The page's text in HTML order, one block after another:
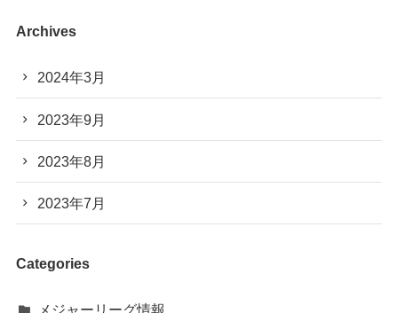
Archives
2024年3月
2023年9月
2023年8月
2023年7月
Categories